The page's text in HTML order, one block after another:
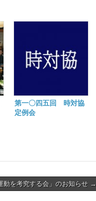
第一〇四五回 時対協
定例会
動を考究する会」のお知らせ →